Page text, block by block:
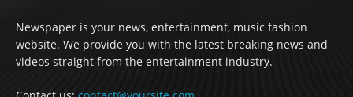
Newspaper is your news, entertainment, music fashion
website. We provide you with the latest breaking news and
videos straight from the entertainment industry.